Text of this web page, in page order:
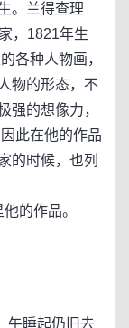
。兰得查理
，1821年生
各种人物画，
物的形态，不
强的想像力，
此在他的作品
的时候，也列
的作品。
睡起仍旧去